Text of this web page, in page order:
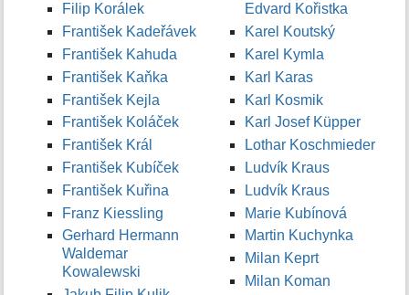
Filip Korálek
František Kadeřávek
František Kahuda
František Kaňka
František Kejla
František Koláček
František Král
František Kubíček
František Kuřina
Franz Kiessling
Gerhard Hermann
Waldemar
Kowalewski
Edvard Kořistka
Karel Koutský
Karel Kymla
Karl Karas
Karl Kosmik
Karl Josef Küpper
Lothar Koschmieder
Ludvík Kraus
Ludvík Kraus
Marie Kubínová
Martin Kuchynka
Milan Keprt
Milan Koman